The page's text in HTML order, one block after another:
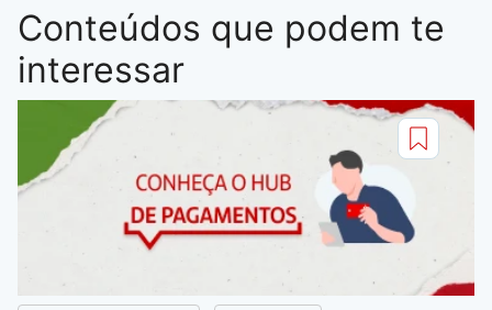
Conteúdos que podem te
interessar